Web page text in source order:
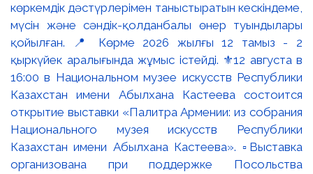
көркемдік дәстүрлерімен таныстыратын кескіндеме,
мүсін және сәндік-қолданбалы өнер туындылары
қойылған. 📍 Көрме 2026 жылғы 12 тамыз - 2
қыркүйек аралығында жұмыс істейді. ⚜️12 августа в
16:00 в Национальном музее искусств Республики
Казахстан имени Абылхана Кастеева состоится
открытие выставки «Палитра Армении: из собрания
Национального музея искусств Республики
Казахстан имени Абылхана Кастеева». ▫️Выставка
организована при поддержке Посольства